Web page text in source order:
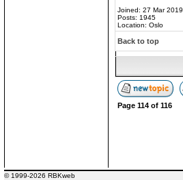
Joined: 27 Mar 2019
Posts: 1945
Location: Oslo
Back to top
Page 114 of 116
© 1999-2026 RBKweb